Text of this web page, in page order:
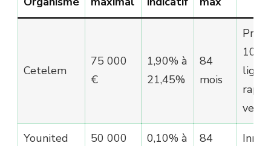
Cetelem
75 000
€
1,90% à
21,45%
84
mois
ligne,
Younited
50 000
0,10% à
84